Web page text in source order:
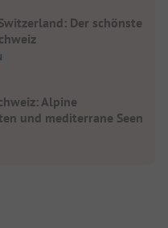
Der schönste
Alpine
und mediterrane Seen